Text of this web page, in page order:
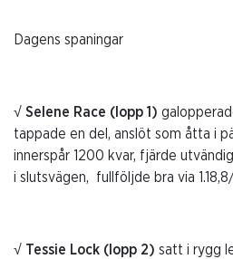
Dagens spaningar
√ Selene Race (lopp 1)
tappade en del, anslöt som åtta i
innerspår 1200 kvar, fjärde
i slutsvägen, fullföljde bra via
√ Tessie Lock (lopp 2) satt i rygg